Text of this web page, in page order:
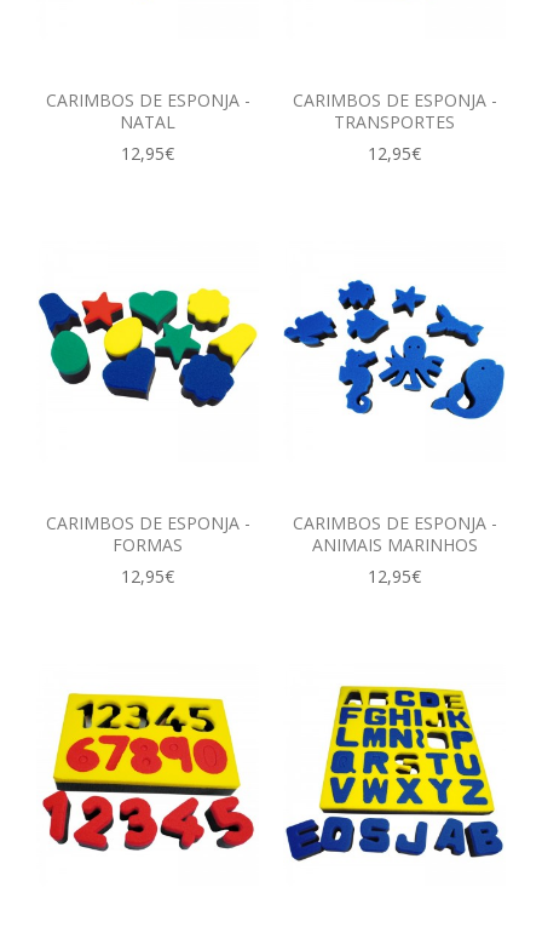
CARIMBOS DE ESPONJA -
NATAL
12,95€
CARIMBOS DE ESPONJA -
TRANSPORTES
12,95€
CARIMBOS DE ESPONJA -
FORMAS
12,95€
CARIMBOS DE ESPONJA -
ANIMAIS MARINHOS
12,95€